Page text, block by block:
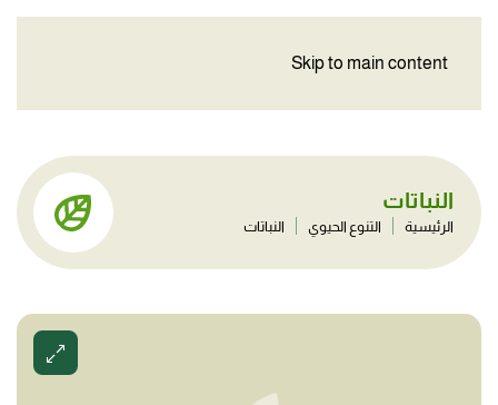
Skip to main content
النباتات
الرئيسية التنوع الحيوي النباتات